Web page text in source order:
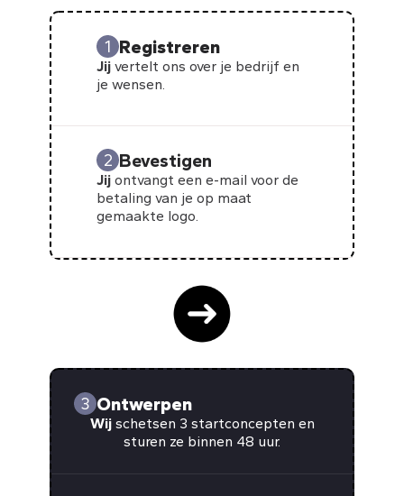
1 Registreren
Jij vertelt ons over je bedrijf en
je wensen.
2 Bevestigen
Jij ontvangt een e-mail voor de
betaling van je op maat
gemaakte logo.
3 Ontwerpen
Wijschetsen 3 startconcepten en
sturen ze binnen 48 uur.